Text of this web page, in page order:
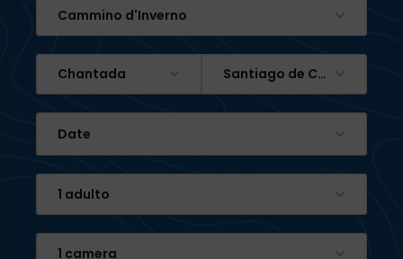
Cammino d'Inverno
Chantada Santiago de Compostela
Date
1 adulto
1 camera